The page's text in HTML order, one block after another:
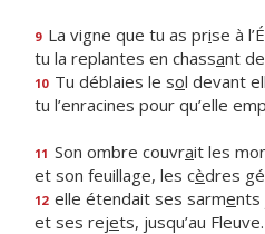
9 La vigne que tu as prise à
tu la replantes en chassant
10 Tu déblaies le sol devant
tu l’enracines pour qu’elle
11 Son ombre couvrait les
et son feuillage, les cèdres
12 elle étendait ses sarments
et ses rejets, jusqu’au Fleuve.